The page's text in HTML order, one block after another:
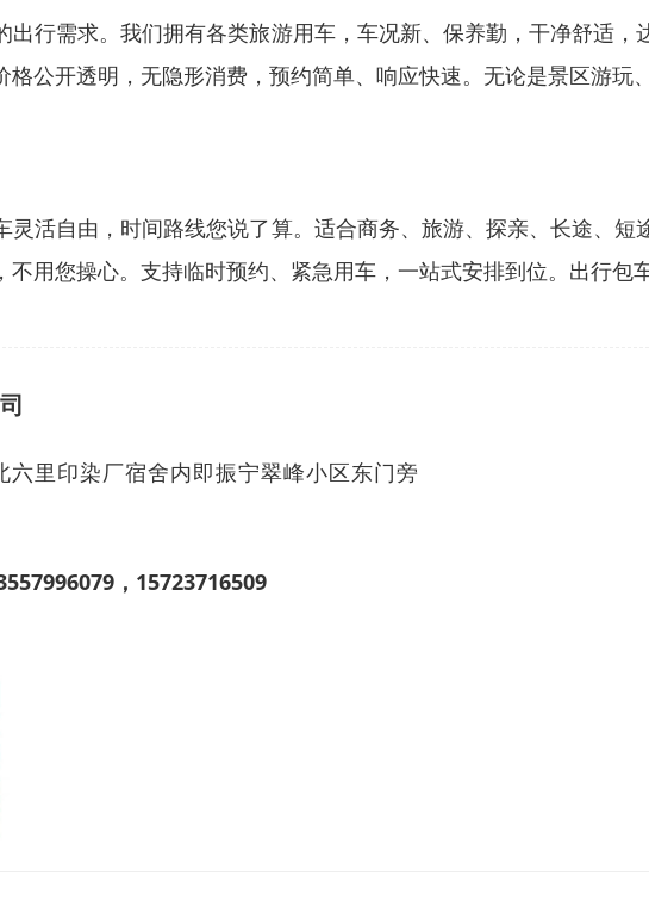
行需求。我们拥有各类旅游用车，车况新、保养勤，干净舒适
公开透明，无隐形消费，预约简单、响应快速。无论是景区游玩
活自由，时间路线您说了算。适合商务、旅游、探亲、长途、
用您操心。支持临时预约、紧急用车，一站式安排到位。出行包
六里印染厂宿舍内即振宁翠峰小区东门旁
，15723716509